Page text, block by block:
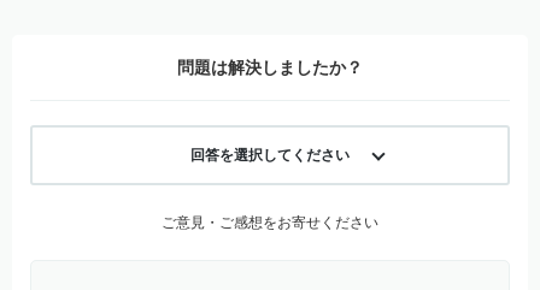
問題は解決しましたか？
回答を選択してください
ご意見・ご感想をお寄せください